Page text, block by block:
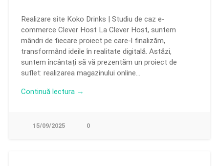
Realizare site Koko Drinks | Studiu de caz e-
commerce Clever Host La Clever Host, suntem
mândri de fiecare proiect pe care-l finalizăm,
transformând ideile în realitate digitală. Astăzi,
suntem încântați să vă prezentăm un proiect de
suflet: realizarea magazinului online…
Continuă lectura →
15/09/2025 0